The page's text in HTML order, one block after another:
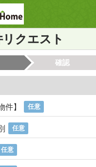
クエスト
確認
件】 任意
任意
任意